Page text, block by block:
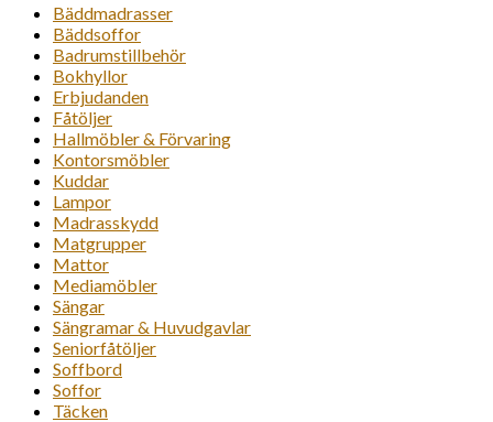
Bäddmadrasser
Bäddsoffor
Badrumstillbehör
Bokhyllor
Erbjudanden
Fåtöljer
Hallmöbler & Förvaring
Kontorsmöbler
Kuddar
Lampor
Madrasskydd
Matgrupper
Mattor
Mediamöbler
Sängar
Sängramar & Huvudgavlar
Seniorfåtöljer
Soffbord
Soffor
Täcken